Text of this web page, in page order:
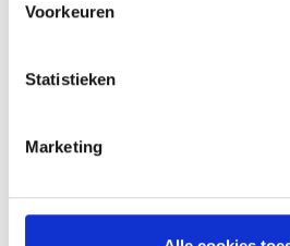
Voorkeuren
Statistieken
Marketing
RECEPT